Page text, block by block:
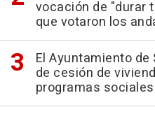
vocación de "durar
que votaron los
El Ayuntamiento
de cesión de
programas